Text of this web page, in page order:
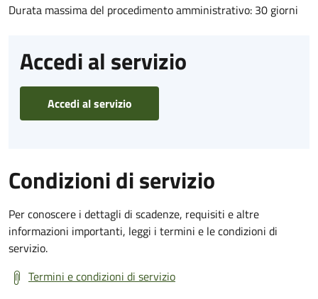
Durata massima del procedimento amministrativo: 30 giorni
Accedi al servizio
Accedi al servizio
Condizioni di servizio
Per conoscere i dettagli di scadenze, requisiti e altre
informazioni importanti, leggi i termini e le condizioni di
servizio.
Termini e condizioni di servizio